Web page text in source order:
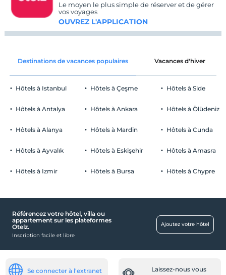
Le moyen le plus simple de réserver et de gérer
vos voyages
OUVREZ L'APPLICATION
Destinations de vacances populaires Vacances d'hiver
Hôtels à Istanbul
Hôtels à Antalya
Hôtels à Alanya
Hôtels à Ayvalık
Hôtels à Izmir
Hôtels à Çeşme
Hôtels à Ankara
Hôtels à Mardin
Hôtels à Eskişehir
Hôtels à Bursa
Hôtels à Side
Hôtels à Ölüdeniz
Hôtels à Cunda
Hôtels à Amasra
Hôtels à Chypre
Référencez votre hôtel, villa ou
appartement sur les plateformes
Otelz.
Inscription facile et libre
Ajoutez votre hôtel
Se connecter à l'extranet
Laissez-nous vous